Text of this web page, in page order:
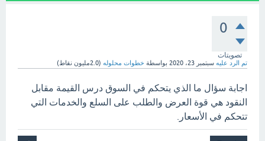
0
تصويتات
تم الرد عليه سبتمبر 23، 2020 بواسطة خطوات محلوله (2.0مليون نقاط)
اجابة سؤال ما الذي يتحكم في السوق درس القيمة مقابل
النقود هي قوة العرض والطلب على السلع والخدمات التي
تتحكم في الأسعار.